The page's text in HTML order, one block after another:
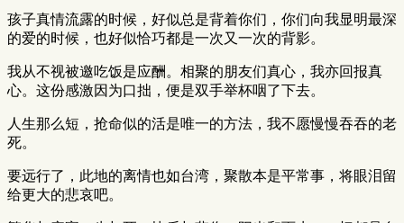
孩子真情流露的时候，好似总是背着你们，你们向我显明最深
的爱的时候，也好似恰巧都是一次又一次的背影。
我从不视被邀吃饭是应酬。相聚的朋友们真心，我亦回报真
心。这份感激因为口拙，便是双手举杯咽了下去。
人生那么短，抢命似的活是唯一的方法，我不愿慢慢吞吞的老
死。
要远行了，此地的离情也如台湾，聚散本是平常事，将眼泪留
给更大的悲哀吧。